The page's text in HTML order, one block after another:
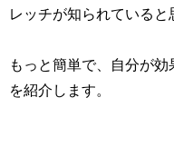
レッチが知られていると
もっと簡単で、自分が
を紹介します。